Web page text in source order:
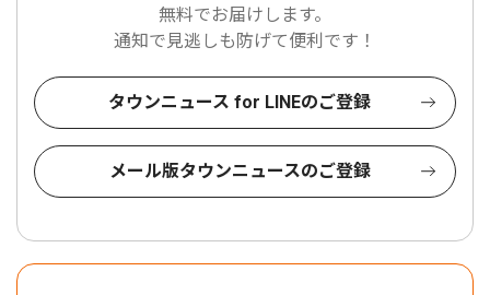
無料でお届けします。
通知で見逃しも防げて便利です！
タウンニュース for LINEのご登録
メール版タウンニュースのご登録